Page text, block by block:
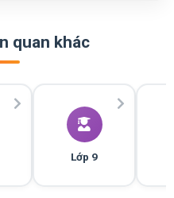
quan khác
Lớp 9